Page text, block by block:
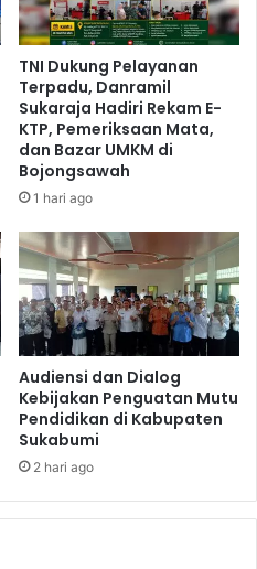
TNI Dukung Pelayanan
Terpadu, Danramil
Sukaraja Hadiri Rekam E-
KTP, Pemeriksaan Mata,
dan Bazar UMKM di
Bojongsawah
1 hari ago
Audiensi dan Dialog
Kebijakan Penguatan Mutu
Pendidikan di Kabupaten
Sukabumi
2 hari ago